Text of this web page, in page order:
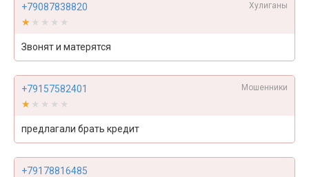
+79087838820 Хулиганы
★★★★★
★★★★★
Звонят и матерятся
+79157582401 Мошенники
★★★★★
★★★★★
предлагали брать кредит
+79178816485